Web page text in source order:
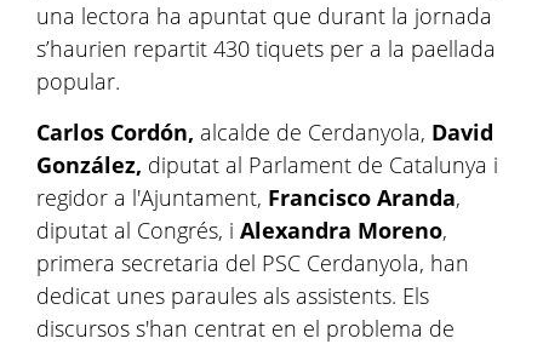
una lectora ha apuntat que durant la jornada
s’haurien repartit 430 tiquets per a la paellada
popular.
Carlos Cordón, alcalde de Cerdanyola, David
González, diputat al Parlament de Catalunya i
regidor a l'Ajuntament, Francisco Aranda,
diputat al Congrés, i Alexandra Moreno,
primera secretaria del PSC Cerdanyola, han
dedicat unes paraules als assistents. Els
discursos s'han centrat en el problema de